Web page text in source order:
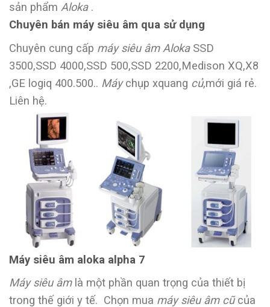
sản phẩm Aloka.
Chuyên bán máy siêu âm qua sử dụng
Chuyên cung cấp máy siêu âm AlokaSSD
3500,SSD 4000,SSD 500,SSD 2200,Medison XQ,X8
,GE logiq 400.500.. Máychụp xquang củ,mới giá rẻ.
Liên hệ.
Máy siêu âm aloka alpha 7
Máy siêu âmlà một phần quan trọng của thiết bị
trong thế giới y tế. Chọn mua máy siêu âm cũcủa